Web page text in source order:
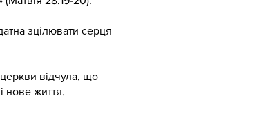
зцілювати серця
відчула, що
нове життя.